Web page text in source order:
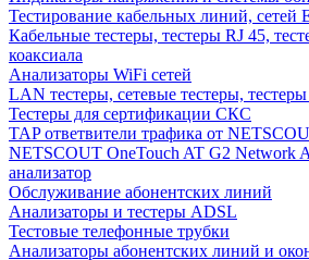
Тестирование кабельных линий, сетей
Кабельные тестеры, тестеры RJ 45,
коаксиала
Анализаторы WiFi сетей
LAN тестеры, сетевые тестеры,
Тестеры для сертификации СКС
TAP ответвители трафика от
NETSCOUT OneTouch AT G2 Network
анализатор
Обслуживание абонентских линий
Анализаторы и тестеры ADSL
Тестовые телефонные трубки
Анализаторы абонентских линий и